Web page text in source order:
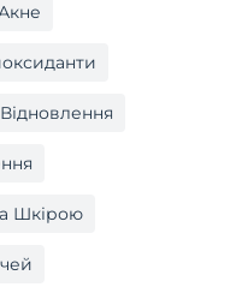
Відновлення
Шкірою